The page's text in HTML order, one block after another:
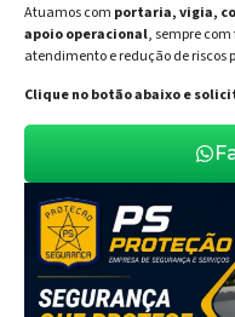
Atuamos com portaria, vigia,
apoio operacional, sempre
atendimento e redução de riscos
Clique no botão abaixo e